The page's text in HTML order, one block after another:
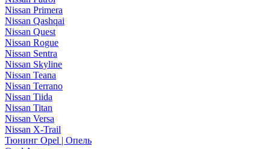
Nissan Primera
Nissan Qashqai
Nissan Quest
Nissan Rogue
Nissan Sentra
Nissan Skyline
Nissan Teana
Nissan Terrano
Nissan Tiida
Nissan Titan
Nissan Versa
Nissan X-Trail
Тюнинг Opel | Опель